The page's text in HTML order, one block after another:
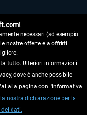
necessari (ad esempio
nostre offerte e a offrirti
tutto. Ulteriori informazioni
dove è anche possibile
alla pagina con l'informativa
nostra dichiarazione per la
dati.